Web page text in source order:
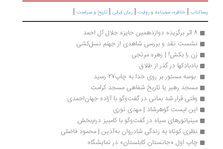
پساکتاب | خاطره، سفرنامه‌ و روایت | رمان ایرانی | تاریخ و سیاست |
8 اثر برگزیده دوازدهمین جایزه جلال آل احمد
نشست نقد و بررسی شاهدی از جهنم نسل‌کشی
زن را بکش! | زهره مرتجی
بادبادکها در گذر از طلاق
بوسه مستور بر روی خدا به چاپ27 رسید
مسجد رهبر یا تاریخ شفاهی مسجد کرامت
وقتی قرار شد بمانی در گفت‌وگو با آزاده جهان‌احمدی
این لیست گوهرشاد | مهدی نوری
مینیاتورهای سیاه در گفت‌وگو با کامبیز درم‌بخش
نظری کوتاه به زندگی شادروان به‌آذین | محمود فاضلی
چاپ اول «جانستان کابلستان» در نمایشگاه